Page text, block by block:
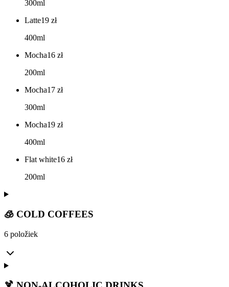
300ml
Latte19 zł
400ml
Mocha16 zł
200ml
Mocha17 zł
300ml
Mocha19 zł
400ml
Flat white16 zł
200ml
🧊 COLD COFFEES
6 položiek